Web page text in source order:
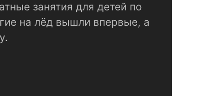
занятия для детей по
на лёд вышли впервые, а